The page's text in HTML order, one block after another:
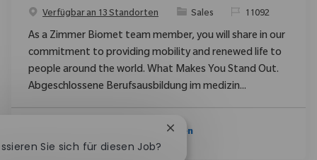
Verfügbar an 13 Standorten
Kategorie
Sales ReqId11092
As a Zimmer Biomet team member, you will share in our
commitment to providing mobility and renewed life to
people around the world. What Makes You Stand Out.
Abgeschlossene Berufsausbildung im medizin...
Mehr Anzeigen
Sie sich für diesen Job?
Chatbot-Benachrichtigung